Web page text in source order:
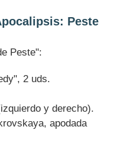
Peste
Peste":
2 uds.
y derecho).
apodada